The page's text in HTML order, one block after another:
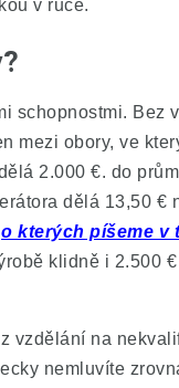
v ruce.
obory, ve
2.000 €. do
dělá 13,50
o kterých píšeme v
klidně i 2.500
vzdělání na
nemluvíte